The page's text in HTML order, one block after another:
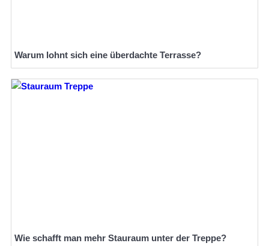
Warum lohnt sich eine überdachte Terrasse?
Wie schafft man mehr Stauraum unter der Treppe?